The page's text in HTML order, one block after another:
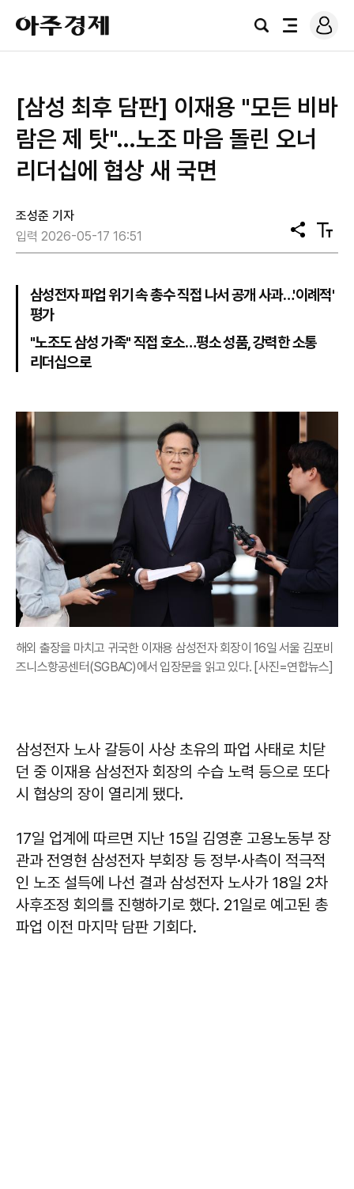
아
주
경
검
전
로
그
[삼성 최후 담판] 이재용 "모든 비바
람은 제 탓"…노조 마음 돌린 오너
리더십에 협상 새 국면
조성준 기자
입력 2026-05-17 16:51
공
유
텍
스
기
삼성전자 파업 위기 속 총수 직접 나서 공개 사과…'이례적'
평가
"노조도 삼성 가족" 직접 호소…평소 성품, 강력한 소통
리더십으로
해외 출장을 마치고 귀국한 이재용 삼성전자 회장이 16일 서울 김포비
즈니스항공센터(SGBAC)에서 입장문을 읽고 있다. [사진=연합뉴스]
삼성전자 노사 갈등이 사상 초유의 파업 사태로 치닫
던 중 이재용 삼성전자 회장의 수습 노력 등으로 또다
시 협상의 장이 열리게 됐다.
17일 업계에 따르면 지난 15일 김영훈 고용노동부 장
관과 전영현 삼성전자 부회장 등 정부·사측이 적극적
인 노조 설득에 나선 결과 삼성전자 노사가 18일 2차
사후조정 회의를 진행하기로 했다. 21일로 예고된 총
파업 이전 마지막 담판 기회다.